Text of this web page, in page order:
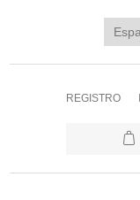
REGISTRO